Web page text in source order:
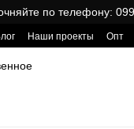
по телефону:
Наши проекты
Опт